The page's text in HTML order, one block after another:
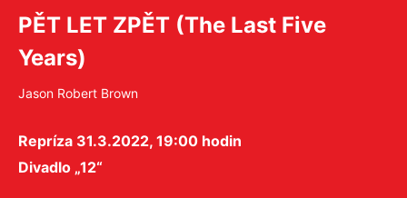
PĚT LET ZPĚT (The Last Five
Years)
Jason Robert Brown
Repríza 31.3.2022, 19:00 hodin
Divadlo „12“